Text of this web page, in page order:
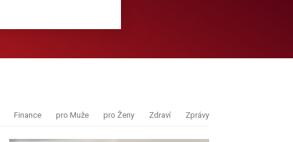
Finance pro Muže pro Ženy Zdraví Zprávy